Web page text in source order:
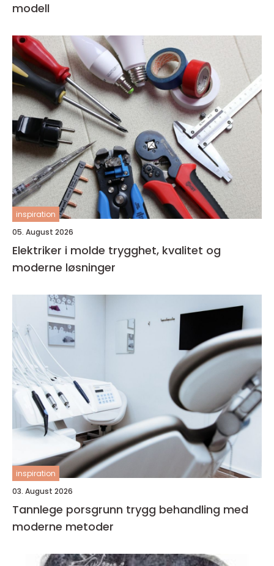
modell
inspiration
05. August 2026
Elektriker i molde trygghet, kvalitet og
moderne løsninger
inspiration
03. August 2026
Tannlege porsgrunn trygg behandling med
moderne metoder